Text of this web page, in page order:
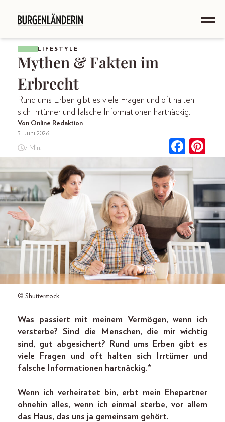
LIFESTYLE
Mythen & Fakten im
Erbrecht
Rund ums Erben gibt es viele Fragen und oft halten
sich Irrtümer und falsche Informationen hartnäckig.
Von Online Redaktion
3. Juni 2026
7 Min.
© Shutterstock
Was passiert mit meinem Vermögen, wenn ich
versterbe? Sind die Menschen, die mir wichtig
sind, gut abgesichert? Rund ums Erben gibt es
viele Fragen und oft halten sich Irrtümer und
falsche Informationen hartnäckig.*
Wenn ich verheiratet bin, erbt mein Ehepartner
ohnehin alles, wenn ich einmal sterbe, vor allem
das Haus, das uns ja gemeinsam gehört.